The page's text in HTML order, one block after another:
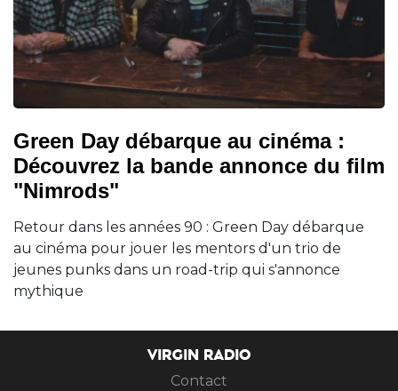
Green Day débarque au cinéma :
Découvrez la bande annonce du film
"Nimrods"
Retour dans les années 90 : Green Day débarque
au cinéma pour jouer les mentors d'un trio de
jeunes punks dans un road-trip qui s'annonce
mythique
VIRGIN RADIO
Contact